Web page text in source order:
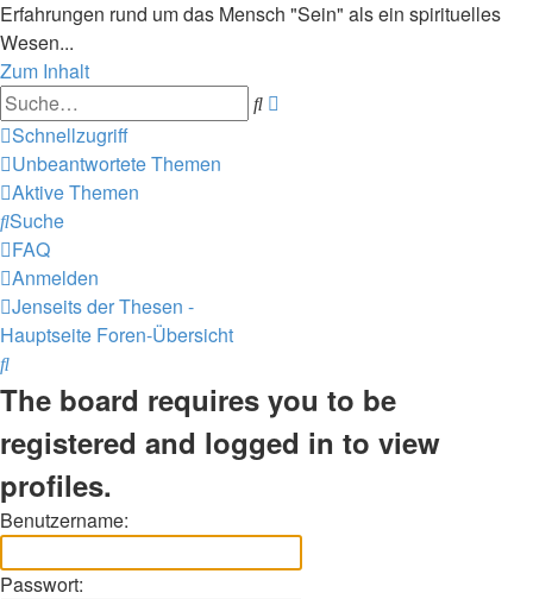
Erfahrungen rund um das Mensch "Sein" als ein spirituelles
Wesen...
Zum Inhalt
Suche
Schnellzugriff
Unbeantwortete Themen
Aktive Themen
Suche
FAQ
Anmelden
Jenseits der Thesen -
Hauptseite Foren-Übersicht
Suche
The board requires you to be
registered and logged in to view
profiles.
Benutzername:
Passwort: